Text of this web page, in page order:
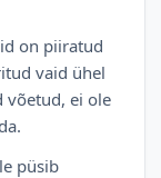
on piiratud
vaid ühel
võetud, ei ole
püsib